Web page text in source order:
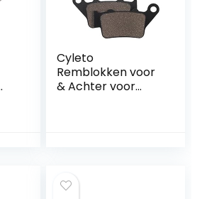
Cyleto
Remblokken voor
& Achter voor
1997-2000